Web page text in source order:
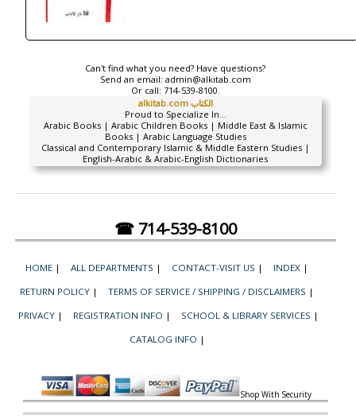
Can't find what you need? Have questions?
Send an email: admin@alkitab.com
Or call: 714-539-8100.
alkitab.com الكتاب
Proud to Specialize In...
Arabic Books | Arabic Children Books | Middle East & Islamic
Books | Arabic Language Studies
Classical and Contemporary Islamic & Middle Eastern Studies |
English-Arabic & Arabic-English Dictionaries
☎ 714-539-8100
HOME | ALL DEPARTMENTS | CONTACT-VISIT US | INDEX |
RETURN POLICY | TERMS OF SERVICE / SHIPPING / DISCLAIMERS |
PRIVACY | REGISTRATION INFO | SCHOOL & LIBRARY SERVICES |
CATALOG INFO |
Shop With Security